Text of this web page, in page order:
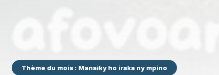
Thème du mois : Manaiky ho iraka ny mpino